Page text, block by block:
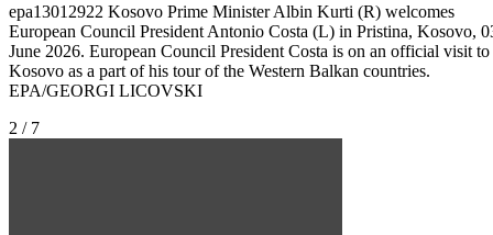
epa13012922 Kosovo Prime Minister Albin Kurti (R) welcomes
European Council President Antonio Costa (L) in Pristina, Kosovo,
June 2026. European Council President Costa is on an official visit to
Kosovo as a part of his tour of the Western Balkan countries.
EPA/GEORGI LICOVSKI
2 / 7